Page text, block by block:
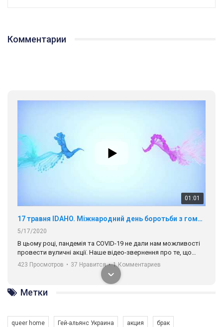
Комментарии
01:01
17 травня IDAHO. Міжнародний день боротьби з гомофобією трансфобією і біфобія.
5/17/2020
В цьому році, пандемія та COVІD-19 не дали нам можливості
провести вуличні акції. Наше відео-звернення про те, що
навіть коли ми у різних містах та не можемо зустрінеться, ми
разом. Ми закликаємо всіх хто поділяє цінності рівності та
солідарності, приєднатися до нас. Регіональні підрозділи
ГАУ є в 16 областях України.
Разом наш голос лунає гучніше!
423 Просмотров • 37 Нравится • 1 Комментариев
Метки
queer home Гей-альянс Украина акция брак